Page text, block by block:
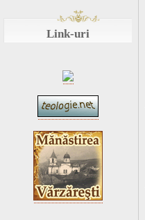
Link-uri